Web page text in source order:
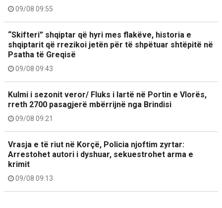
09/08 09:55
“Skifteri” shqiptar që hyri mes flakëve, historia e
shqiptarit që rrezikoi jetën për të shpëtuar shtëpitë në
Psatha të Greqisë
09/08 09:43
Kulmi i sezonit veror/ Fluks i lartë në Portin e Vlorës,
rreth 2700 pasagjerë mbërrijnë nga Brindisi
09/08 09:21
Vrasja e të riut në Korçë, Policia njoftim zyrtar:
Arrestohet autori i dyshuar, sekuestrohet arma e
krimit
09/08 09:13